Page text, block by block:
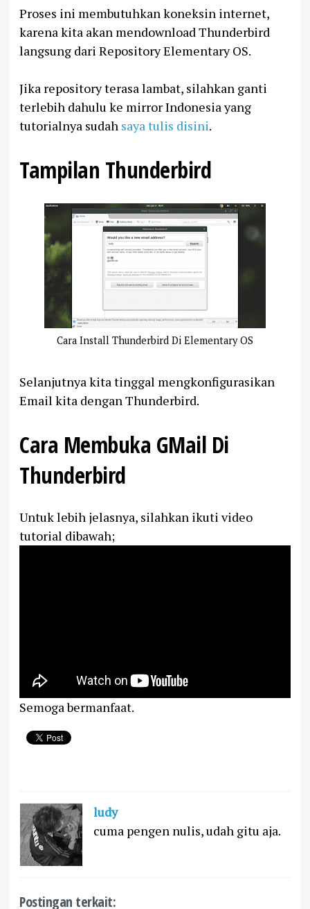
Proses ini membutuhkan koneksin internet,
karena kita akan mendownload Thunderbird
langsung dari Repository Elementary OS.
Jika repository terasa lambat, silahkan ganti
terlebih dahulu ke mirror Indonesia yang
tutorialnya sudah saya tulis disini.
Tampilan Thunderbird
Cara Install Thunderbird Di Elementary OS
Selanjutnya kita tinggal mengkonfigurasikan
Email kita dengan Thunderbird.
Cara Membuka GMail Di
Thunderbird
Untuk lebih jelasnya, silahkan ikuti video
tutorial dibawah;
Semoga bermanfaat.
ludy
cuma pengen nulis, udah gitu aja.
Postingan terkait: